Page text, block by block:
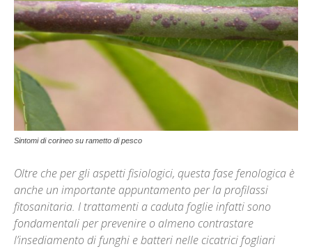
Sintomi di corineo su rametto di pesco
Oltre che per gli aspetti fisiologici, questa fase fenologica è
anche un importante appuntamento per la profilassi
fitosanitaria. I trattamenti a caduta foglie infatti sono
fondamentali per prevenire o almeno contrastare
l’insediamento di funghi e batteri nelle cicatrici fogliari